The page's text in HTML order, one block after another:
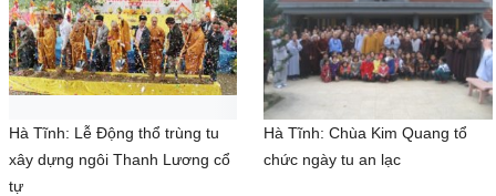
Hà Tĩnh: Lễ Động thổ trùng tu
xây dựng ngôi Thanh Lương cổ
tự
Hà Tĩnh: Chùa Kim Quang tổ
chức ngày tu an lạc